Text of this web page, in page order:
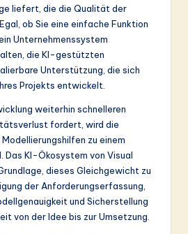
liefert, die die Qualität der
ob Sie eine einfache Funktion
Unternehmenssystem
die KI-gestützten
Unterstützung, die sich
Projekts entwickelt.
weiterhin schnelleren
fordert, wird die
zu einem
KI-Ökosystem von Visual
dieses Gleichgewicht zu
der Anforderungserfassung,
und Sicherstellung
von der Idee bis zur Umsetzung.